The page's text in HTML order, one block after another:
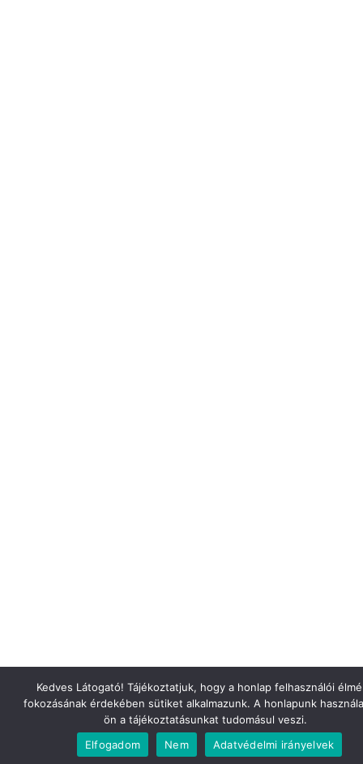
Kedves Látogató! Tájékoztatjuk, hogy a honlap felhasználói
fokozásának érdekében sütiket alkalmazunk. A honlapunk
ön a tájékoztatásunkat tudomásul veszi.
Elfogadom
Nem Adatvédelmi irányelvek